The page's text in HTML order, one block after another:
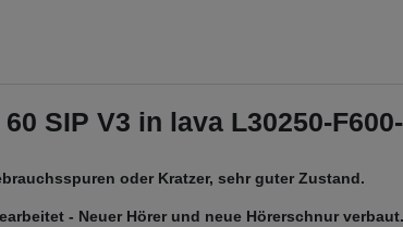
SIP V3 in lava L30250-
oder Kratzer, sehr guter Zustand.
- Neuer Hörer und neue Hörerschnur verbaut.